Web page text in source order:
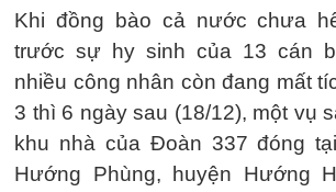
Khi đồng bào cả nước chưa
trước sự hy sinh của 13 cán
nhiều công nhân còn đang mất
3 thì 6 ngày sau (18/12), một vụ
khu nhà của Đoàn 337 đóng
Hướng Phùng, huyện Hướng